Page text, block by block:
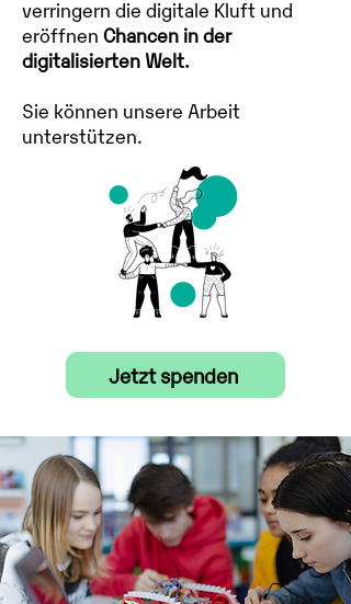
verringern die digitale Kluft und
eröffnen Chancen in der
digitalisierten Welt.
Sie können unsere Arbeit
unterstützen.
Jetzt spenden